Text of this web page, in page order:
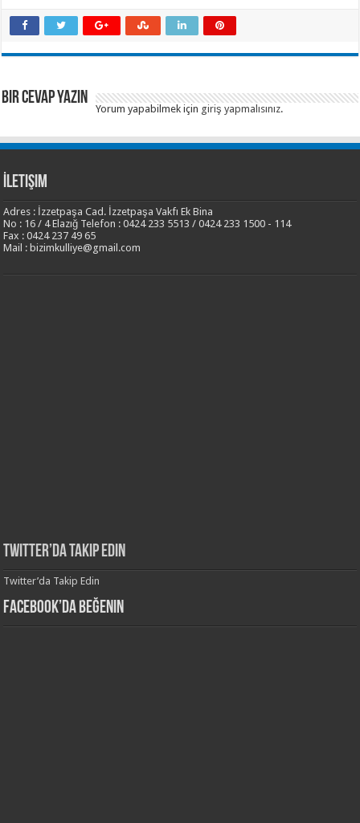
Bir Cevap Yazın
Yorum yapabilmek için giriş yapmalısınız.
İletişim
Adres : İzzetpaşa Cad. İzzetpaşa Vakfı Ek Bina
No : 16 / 4 Elazığ Telefon : 0424 233 5513 / 0424 233 1500 - 114
Fax : 0424 237 49 65
Mail : bizimkulliye@gmail.com
Twitter’da Takip Edin
Twitter’da Takip Edin
Facebook’da Beğenin